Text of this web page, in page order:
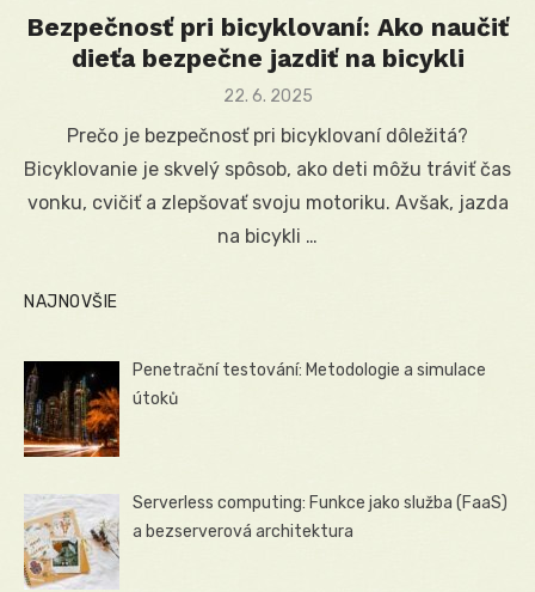
Bezpečnosť pri bicyklovaní: Ako naučiť
dieťa bezpečne jazdiť na bicykli
Posted
22. 6. 2025
Prečo je bezpečnosť pri bicyklovaní dôležitá?
Bicyklovanie je skvelý spôsob, ako deti môžu tráviť čas
vonku, cvičiť a zlepšovať svoju motoriku. Avšak, jazda
na bicykli …
NAJNOVŠIE
Penetrační testování: Metodologie a simulace
útoků
Serverless computing: Funkce jako služba (FaaS)
a bezserverová architektura